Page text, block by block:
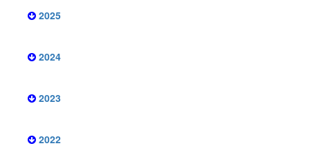
2025
2024
2023
2022